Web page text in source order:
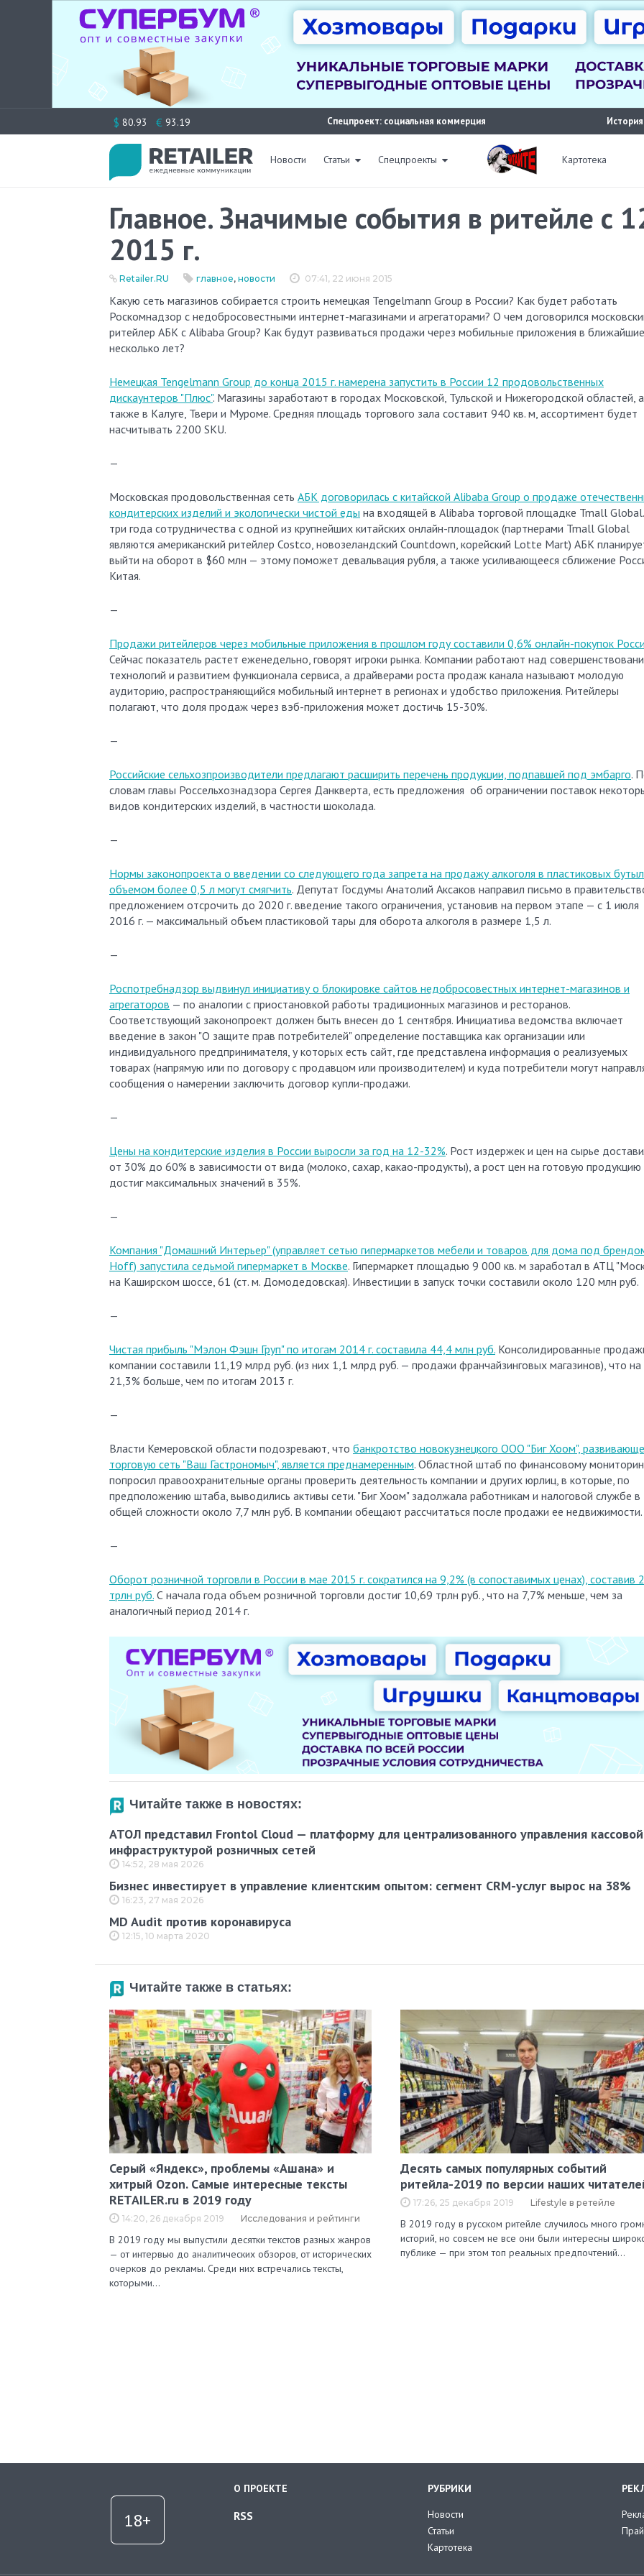
к
$ 80.93 € 93.19 Спецпроект: социальная коммерция
Новости Статьи Спецпроекты Картотека
Главное. Значимые события в ритейле с
2015 г.
07:41, 22 июня 2015
Retailer.RU главное, новости
Какую сеть магазинов собирается строить немецкая Tengelmann Group в России? Как будет работать
Роскомнадзор с недобросовестными интернет-магазинами и агрегаторами? О чем договорился
ритейлер АБК с Alibaba Group? Как будут развиваться продажи через мобильные приложения в ближайшие
несколько лет?
Немецкая Tengelmann Group до конца 2015 г. намерена запустить в России 12 продовольственных
дискаунтеров "Плюс". Магазины заработают в городах Московской, Тульской и Нижегородской областей, а
также в Калуге, Твери и Муроме. Средняя площадь торгового зала составит 940 кв. м, ассортимент будет
насчитывать 2200 SKU.
—
Московская продовольственная сеть АБК договорилась с китайской Alibaba Group о продаже
кондитерских изделий и экологически чистой еды на входящей в Alibaba торговой площадке Tmall
три года сотрудничества с одной из крупнейших китайских онлайн-площадок (партнерами Tmall Global
являются американский ритейлер Costco, новозеландский Countdown, корейский Lotte Mart) АБК
выйти на оборот в $60 млн — этому поможет девальвация рубля, а также усиливающееся сближение
Китая.
—
Продажи ритейлеров через мобильные приложения в прошлом году составили 0,6% онлайн-покупок
Сейчас показатель растет еженедельно, говорят игроки рынка. Компании работают над
технологий и развитием функционала сервиса, а драйверами роста продаж канала называют молодую
аудиторию, распространяющийся мобильный интернет в регионах и удобство приложения. Ритейлеры
полагают, что доля продаж через вэб-приложения может достичь 15-30%.
—
Российские сельхозпроизводители предлагают расширить перечень продукции, подпавшей под эмбарго.
словам главы Россельхознадзора Сергея Данкверта, есть предложения об ограничении поставок
видов кондитерских изделий, в частности шоколада.
—
Нормы законопроекта о введении со следующего года запрета на продажу алкоголя в пластиковых
объемом более 0,5 л могут смягчить. Депутат Госдумы Анатолий Аксаков направил письмо в
предложением отсрочить до 2020 г. введение такого ограничения, установив на первом этапе — с 1 июля
2016 г. — максимальный объем пластиковой тары для оборота алкоголя в размере 1,5 л.
—
Роспотребнадзор выдвинул инициативу о блокировке сайтов недобросовестных интернет-магазинов и
агрегаторов — по аналогии с приостановкой работы традиционных магазинов и ресторанов.
Соответствующий законопроект должен быть внесен до 1 сентября. Инициатива ведомства включает
введение в закон "О защите прав потребителей" определение поставщика как организации или
индивидуального предпринимателя, у которых есть сайт, где представлена информация о реализуемых
товарах (напрямую или по договору с продавцом или производителем) и куда потребители могут
сообщения о намерении заключить договор купли-продажи.
—
Цены на кондитерские изделия в России выросли за год на 12-32%. Рост издержек и цен на сырье
от 30% до 60% в зависимости от вида (молоко, сахар, какао-продукты), а рост цен на готовую продукцию
достиг максимальных значений в 35%.
—
Компания "Домашний Интерьер" (управляет сетью гипермаркетов мебели и товаров для дома под
Hoff) запустила седьмой гипермаркет в Москве. Гипермаркет площадью 9 000 кв. м заработал в АТЦ
на Каширском шоссе, 61 (ст. м. Домодедовская). Инвестиции в запуск точки составили около 120 млн руб.
—
Чистая прибыль "Мэлон Фэшн Груп" по итогам 2014 г. составила 44,4 млн руб. Консолидированные
компании составили 11,19 млрд руб. (из них 1,1 млрд руб. — продажи франчайзинговых магазинов), что на
21,3% больше, чем по итогам 2013 г.
—
Власти Кемеровской области подозревают, что банкротство новокузнецкого ООО "Биг Хоом",
торговую сеть "Ваш Гастрономыч", является преднамеренным. Областной штаб по финансовому
попросил правоохранительные органы проверить деятельность компании и других юрлиц, в которые, по
предположению штаба, выводились активы сети. "Биг Хоом" задолжала работникам и налоговой службе в
общей сложности около 7,7 млн руб. В компании обещают рассчитаться после продажи ее недвижимости.
—
Оборот розничной торговли в России в мае 2015 г. сократился на 9,2% (в сопоставимых ценах), составив
трлн руб. С начала года объем розничной торговли достиг 10,69 трлн руб., что на 7,7% меньше, чем за
аналогичный период 2014 г.
Читайте также в новостях:
АТОЛ представил Frontol Cloud — платформу для централизованного управления кассовой
инфраструктурой розничных сетей
14:52, 28 мая 2026
Бизнес инвестирует в управление клиентским опытом: сегмент CRM-услуг вырос на 38%
16:23, 27 мая 2026
MD Audit против коронавируса
12:15, 10 марта 2020
Читайте также в статьях:
Серый «Яндекс», проблемы «Ашана» и
хитрый Ozon. Самые интересные тексты
RETAILER.ru в 2019 году
14:20, 26 декабря 2019 Исследования и рейтинги
В 2019 году мы выпустили десятки текстов разных жанров
— от интервью до аналитических обзоров, от исторических
очерков до рекламы. Среди них встречались тексты,
которыми…
Десять самых популярных событий
ритейла-2019 по версии наших
17:26, 25 декабря 2019 Lifestyle в ретейле
В 2019 году в русском ритейле случилось много
историй, но совсем не все они были интересны
публике — при этом топ реальных предпочтений…
О ПРОЕКТЕ
RSS
РУБРИКИ
Новости
Статьи
Картотека